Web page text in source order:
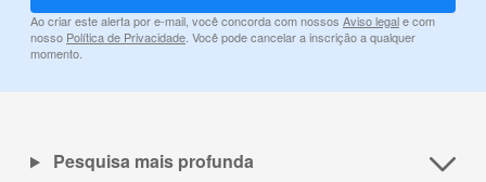
Ao criar este alerta por e-mail, você concorda com nossos Aviso legale com
nosso Política de Privacidade. Você pode cancelar a inscrição a qualquer
momento.
Pesquisa mais profunda